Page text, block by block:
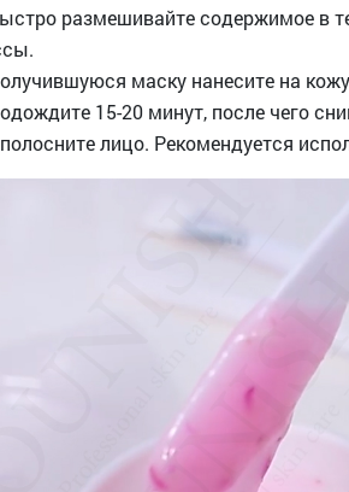
размешивайте содержимое в
маску нанесите на
15-20 минут, после чего
лицо. Рекомендуется